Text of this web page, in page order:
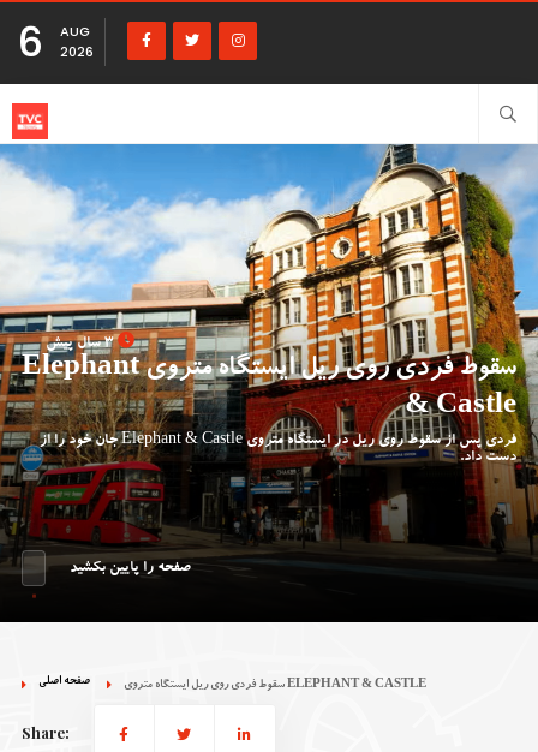
6
AUG
2026
3 سال پیش
سقوط فردی روی ریل ایستگاه متروی Elephant
& Castle
فردی پس از سقوط روی ریل در ایستگاه متروی Elephant & Castle جان خود را از
دست داد.
صفحه را پایین بکشید
صفحه اصلی سقوط فردی روی ریل ایستگاه متروی ELEPHANT & CASTLE
Share: